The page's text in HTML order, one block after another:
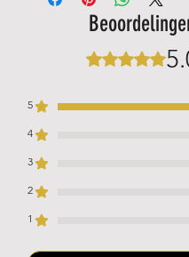
het racket. Deze overgrip
een hoge duurzaamheid en
daardoor langere tijd
Beoordeeld met
5
4
3
2
1